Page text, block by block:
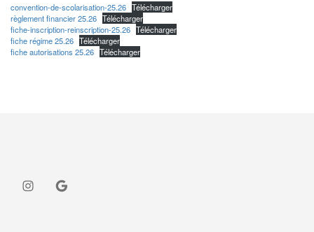
convention-de-scolarisation-25.26 Télécharger
règlement financier 25.26 Télécharger
fiche-inscription-reinscription-25.26 Télécharger
fiche régime 25.26 Télécharger
fiche autorisations 25.26 Télécharger
Instagram
Google